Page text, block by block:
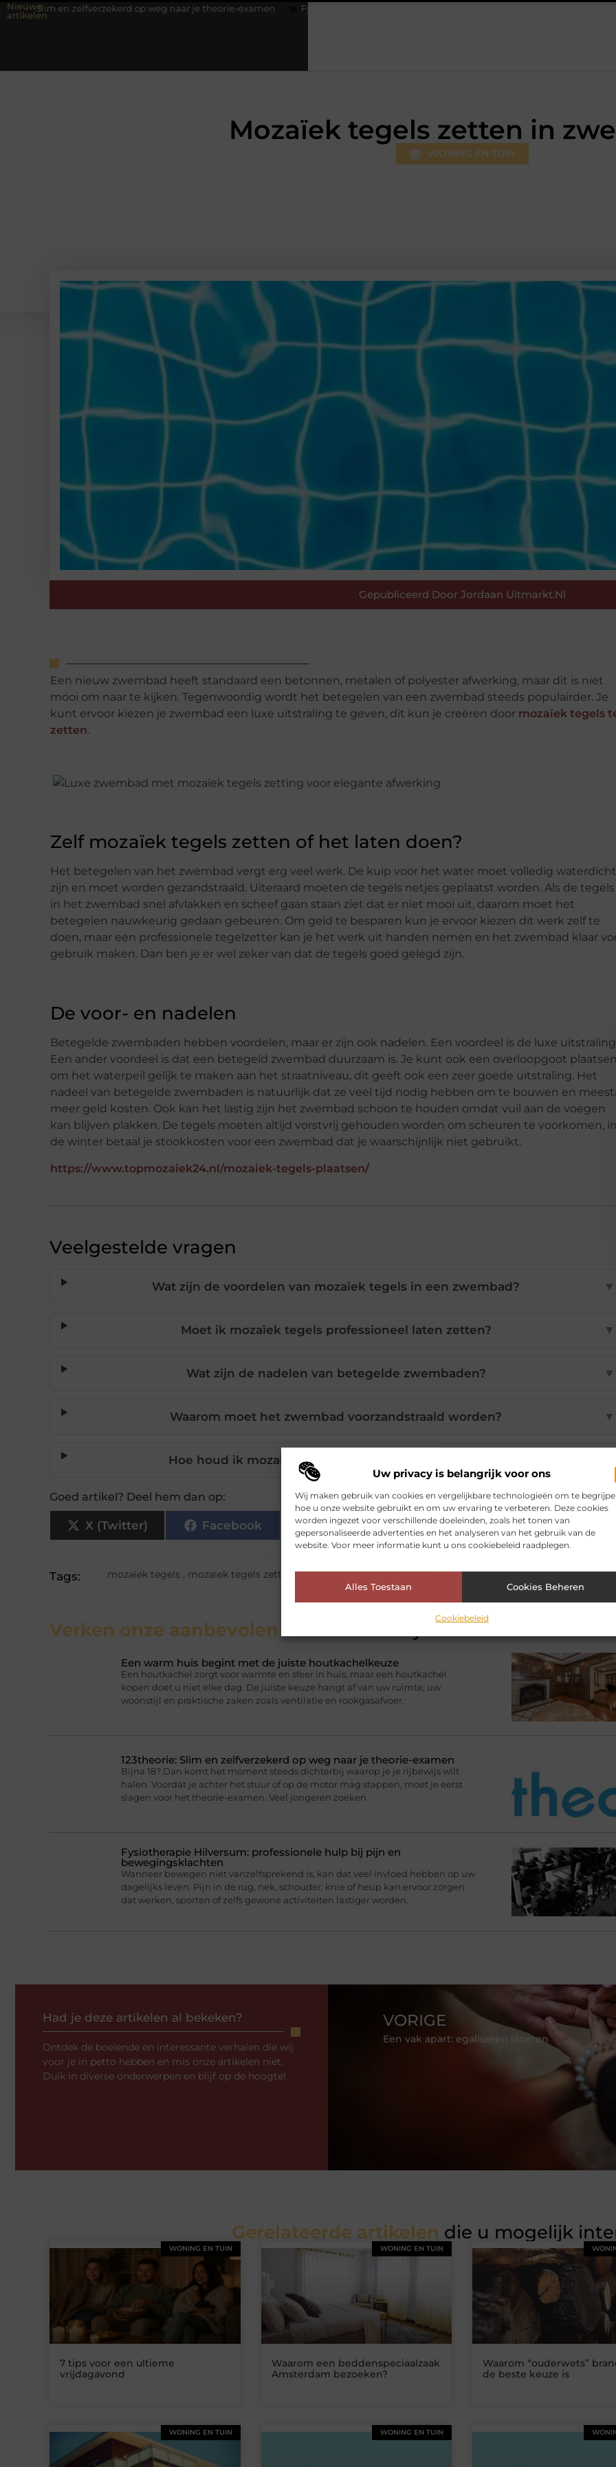
Uw privacy is belangrijk voor ons
Wij maken gebruik van cookies en vergelijkbare technologieën om te
hoe u onze website gebruikt en om uw ervaring te verbeteren. Deze cookies
worden ingezet voor verschillende doeleinden, zoals het tonen van
gepersonaliseerde advertenties en het analyseren van het gebruik van de
website. Voor meer informatie kunt u ons cookiebeleid raadplegen.
Alles Toestaan Cookies Beheren
Cookiebeleid
Nieuwe
artikelen
op weg naar je theorie-examen Fysiotherapie Hilversum: professionele hulp bij pijn en bewegingsklachten
Mozaïek tegels zetten in
WONING EN TUIN
Gepubliceerd Door Jordaan Uitmarkt.nl
Een nieuw zwembad heeft standaard een betonnen, metalen of polyester afwerking, maar dit is niet
mooi om naar te kijken. Tegenwoordig wordt het betegelen van een zwembad steeds populairder. Je
kunt ervoor kiezen je zwembad een luxe uitstraling te geven, dit kun je creëren door mozaïek tegels
zetten.
Zelf mozaïek tegels zetten of het laten doen?
Het betegelen van het zwembad vergt erg veel werk. De kuip voor het water moet volledig waterdicht
zijn en moet worden gezandstraald. Uiteraard moeten de tegels netjes geplaatst worden. Als de tegels
in het zwembad snel afvlakken en scheef gaan staan ziet dat er niet mooi uit, daarom moet het
betegelen nauwkeurig gedaan gebeuren. Om geld te besparen kun je ervoor kiezen dit werk zelf te
doen, maar een professionele tegelzetter kan je het werk uit handen nemen en het zwembad klaar
gebruik maken. Dan ben je er wel zeker van dat de tegels goed gelegd zijn.
De voor- en nadelen
Betegelde zwembaden hebben voordelen, maar er zijn ook nadelen. Een voordeel is de luxe
Een ander voordeel is dat een betegeld zwembad duurzaam is. Je kunt ook een overloopgoot
om het waterpeil gelijk te maken aan het straatniveau, dit geeft ook een zeer goede uitstraling. Het
nadeel van betegelde zwembaden is natuurlijk dat ze veel tijd nodig hebben om te bouwen en
meer geld kosten. Ook kan het lastig zijn het zwembad schoon te houden omdat vuil aan de voegen
kan blijven plakken. De tegels moeten altijd vorstvrij gehouden worden om scheuren te voorkomen,
de winter betaal je stookkosten voor een zwembad dat je waarschijnlijk niet gebruikt.
https://www.topmozaiek24.nl/mozaiek-tegels-plaatsen/
Veelgestelde vragen
Wat zijn de voordelen van mozaïek tegels in een zwembad? ▼
Moet ik mozaïek tegels professioneel laten zetten? ▼
Wat zijn de nadelen van betegelde zwembaden? ▼
Waarom moet het zwembad voorzandstraald worden? ▼
Hoe houd ik mozaïek tegels in mijn zwembad schoon?
Goed artikel? Deel hem dan op:
X (Twitter) Facebook Pinterest LinkedIn Email
Tags: mozaïek tegels , mozaïek tegels zetten ,mozaïek zwembad,tegels zwembad
Verken onze aanbevolen artikelen voor jou.
Een warm huis begint met de juiste houtkachelkeuze
Een houtkachel zorgt voor warmte en sfeer in huis, maar een houtkachel
kopen doet u niet elke dag. De juiste keuze hangt af van uw ruimte, uw
woonstijl en praktische zaken zoals ventilatie en rookgasafvoer.
123theorie: Slim en zelfverzekerd op weg naar je theorie-examen
Bijna 18? Dan komt het moment steeds dichterbij waarop je je rijbewijs wilt
halen. Voordat je achter het stuur of op de motor mag stappen, moet je eerst
slagen voor het theorie-examen. Veel jongeren zoeken
Fysiotherapie Hilversum: professionele hulp bij pijn en
bewegingsklachten
Wanneer bewegen niet vanzelfsprekend is, kan dat veel invloed hebben op uw
dagelijks leven. Pijn in de rug, nek, schouder, knie of heup kan ervoor zorgen
dat werken, sporten of zelfs gewone activiteiten lastiger worden.
Had je deze artikelen al bekeken?
Ontdek de boeiende en interessante verhalen die wij
voor je in petto hebben en mis onze artikelen niet.
Duik in diverse onderwerpen en blijf op de hoogte!
VORIGE
Een vak apart: egaliseren vloeren
Gerelateerde artikelen die u mogelijk
WONING EN TUIN
7 tips voor een ultieme
vrijdagavond
WONING EN TUIN
Waarom een beddenspeciaalzaak
Amsterdam bezoeken?
Waarom “ouderwets”
de beste keuze is
WONING EN TUIN WONING EN TUIN